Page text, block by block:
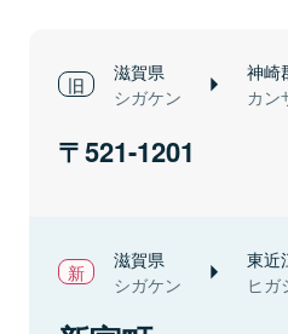
滋賀県
シガケン
神崎
カン
521-1201
滋賀県
シガケン
東近
ヒガ